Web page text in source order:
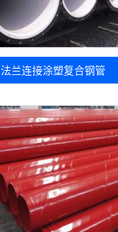
法兰连接涂塑复合钢管